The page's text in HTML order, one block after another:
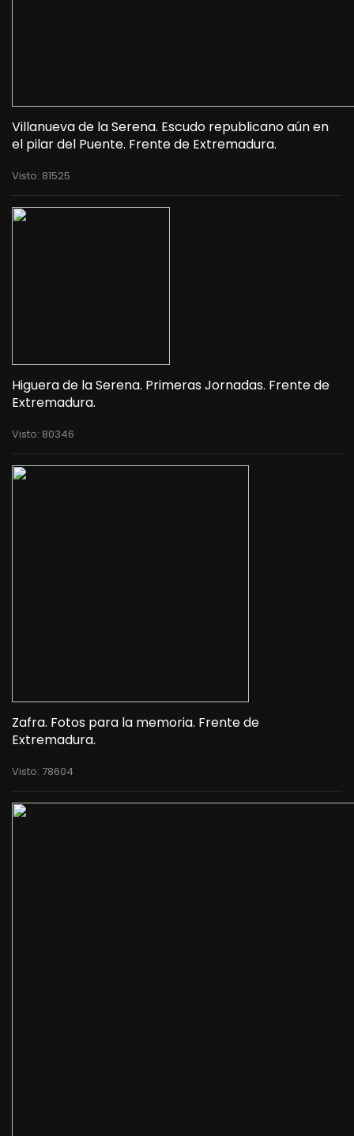
Villanueva de la Serena. Escudo republicano aún en
el pilar del Puente. Frente de Extremadura.
Visto: 81525
Higuera de la Serena. Primeras Jornadas. Frente de
Extremadura.
Visto: 80346
Zafra. Fotos para la memoria. Frente de
Extremadura.
Visto: 78604